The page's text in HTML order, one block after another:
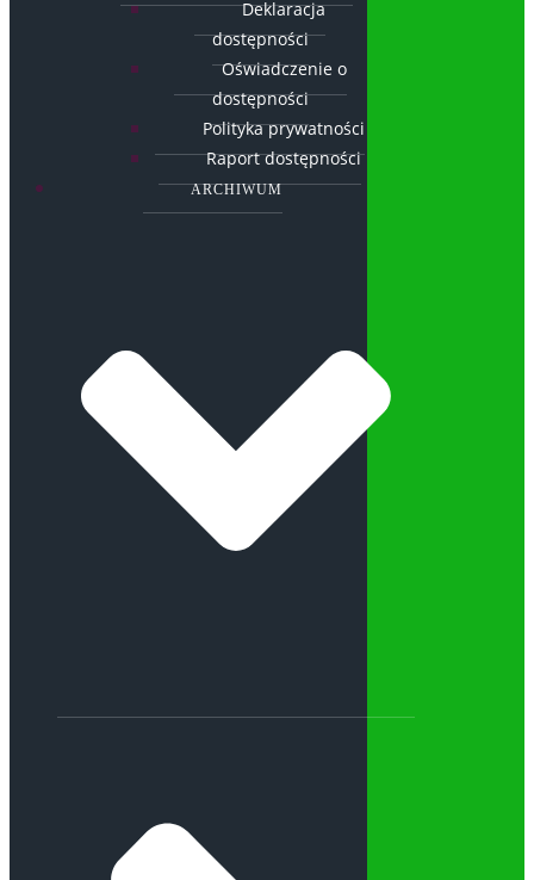
Deklaracja
dostępności
Oświadczenie o
dostępności
Polityka prywatności
Raport dostępności
ARCHIWUM